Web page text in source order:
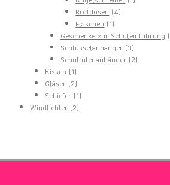
Brotdosen 44
Flaschen 11
Produkt
Geschenke zur Schuleinführung
Schlüsselanhänger 33
Produkte
Schultütenanhänger 22
Kissen 11
Produkt
Gläser 22
Produkte
Schiefer 11
Windlichter 22